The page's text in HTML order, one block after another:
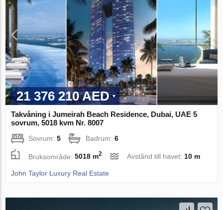
21 376 210 AED
Takvåning i Jumeirah Beach Residence, Dubai, UAE 5
sovrum, 5018 kvm Nr. 8007
Sovrum:5 Badrum:6
Bruksområde:5018 m2 Avstånd till havet:10 m
John Taylor Luxury Real Estate